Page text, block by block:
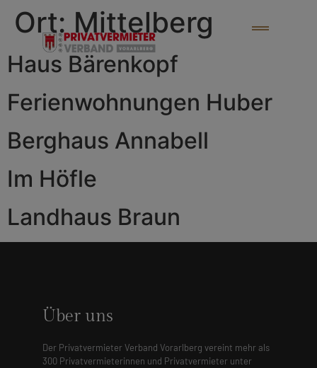
Ort: Mittelberg
Haus Bärenkopf
Ferienwohnungen Huber
Berghaus Annabell
Im Höfle
Landhaus Braun
Über uns
Der Privatvermieter Verband Vorarlberg vereint mehr als
300 Privatvermieterinnen und Privatvermieter unter